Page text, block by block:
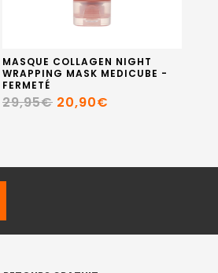
MASQUE COLLAGEN NIGHT
WRAPPING MASK MEDICUBE -
FERMETÉ
29,95€ 20,90€